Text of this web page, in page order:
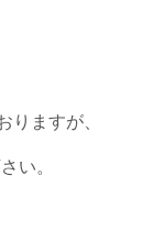
りますが、
い。